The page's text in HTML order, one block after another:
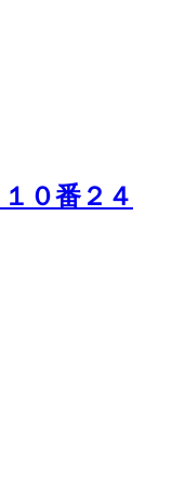
０番２４